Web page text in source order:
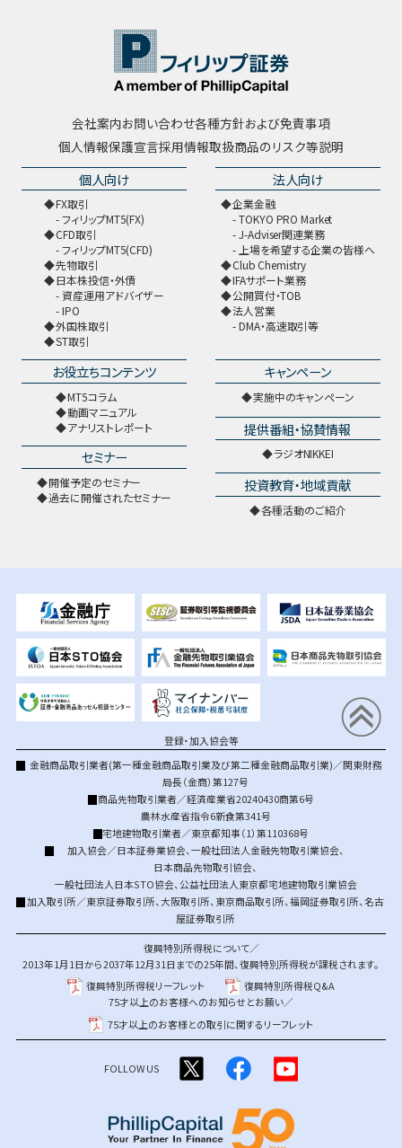
会社案内お問い合わせ各種方針および免責事項
個人情報保護宣言採用情報取扱商品のリスク等説明
個人向け
FX取引
フィリップMT5(FX)
CFD取引
フィリップMT5(CFD)
先物取引
日本株投信・外債
資産運用アドバイザー
IPO
外国株取引
ST取引
法人向け
企業金融
TOKYO PRO Market
J-Adviser関連業務
上場を希望する企業の皆様へ
Club Chemistry
IFAサポート業務
公開買付・TOB
法人営業
DMA・高速取引等
お役立ちコンテンツ
MT5コラム
動画マニュアル
アナリストレポート
セミナー
開催予定のセミナー
過去に開催されたセミナー
キャンペーン
実施中のキャンペーン
提供番組・協賛情報
ラジオNIKKEI
投資教育・地域貢献
各種活動のご紹介
登録・加入協会等
金融商品取引業者(第一種金融商品取引業及び第二種金融商品取引業)／関東財務
局長（金商）第127号
商品先物取引業者／経済産業省20240430商第6号
農林水産省指令6新食第341号
宅地建物取引業者／東京都知事（1）第110368号
加入協会／日本証券業協会、一般社団法人金融先物取引業協会、
日本商品先物取引協会、
一般社団法人日本STO協会、公益社団法人東京都宅地建物取引業協会
加入取引所／東京証券取引所、大阪取引所、 東京商品取引所、福岡証券取引所、名古
屋証券取引所
復興特別所得税について／
2013年1月1日から2037年12月31日までの25年間、復興特別所得税が課税されます。
復興特別所得税リーフレット
復興特別所得税Q&A
75才以上のお客様へのお知らせとお願い／
75才以上のお客様との取引に関するリーフレット
FOLLOW US